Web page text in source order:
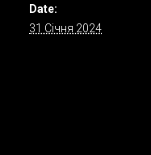
Date:
31 Січня 2024